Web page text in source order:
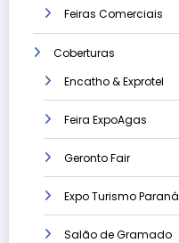
Feiras Comerciais
Coberturas
Encatho & Exprotel
Feira ExpoAgas
Geronto Fair
Expo Turismo Paraná
Salão de Gramado